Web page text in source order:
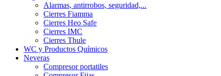
Alarmas, antirrobos, seguridad,...
Cierres Fiamma
Cierres Heo Safe
Cierres IMC
Cierres Thule
WC y Productos Químicos
Neveras
Compresor portatiles